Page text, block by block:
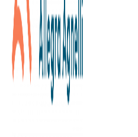
La mostra sui
di Palazzo
sostegno della